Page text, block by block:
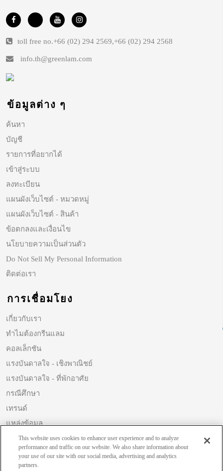
toll free no.+66 (02) 294 2569,+66 (02) 294 2568
info.th@greenlam.com
ข้อมูลต่าง ๆ
ค้นหา
บัญชี
รายการที่อยากได้
เข้าสู่ระบบ
ลงทะเบียน
แผนผังเว็บไซต์ - หมวดหมู่
แผนผังเว็บไซต์ - สินค้า
ข้อตกลงและเงื่อนไข
นโยบายความเป็นส่วนตัว
Do Not Sell My Personal Information
ติดต่อเรา
การเชื่อมโยง
เกี่ยวกับเรา
ทำไมต้องกรีนแลม
คอลเล็กชัน
แรงบันดาลใจ - เชิงพาณิชย์
แรงบันดาลใจ - ที่พักอาศัย
กรณีศึกษา
เทรนด์
แหล่งข้อมูล
ความยั่งยืน
This website uses cookies to enhance user experience and to analyze
performance and traffic on our website. We also share information about
your use of our site with our social media, advertising and analytics
partners.